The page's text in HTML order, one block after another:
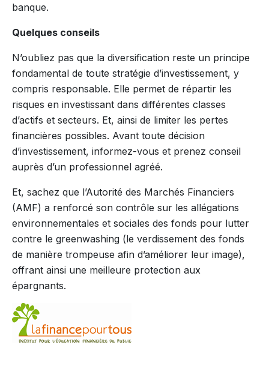
banque.
Quelques conseils
N’oubliez pas que la diversification reste un principe
fondamental de toute stratégie d’investissement, y
compris responsable. Elle permet de répartir les
risques en investissant dans différentes classes
d’actifs et secteurs. Et, ainsi de limiter les pertes
financières possibles. Avant toute décision
d’investissement, informez-vous et prenez conseil
auprès d’un professionnel agréé.
Et, sachez que l’Autorité des Marchés Financiers
(AMF) a renforcé son contrôle sur les allégations
environnementales et sociales des fonds pour lutter
contre le greenwashing (le verdissement des fonds
de manière trompeuse afin d’améliorer leur image),
offrant ainsi une meilleure protection aux
épargnants.